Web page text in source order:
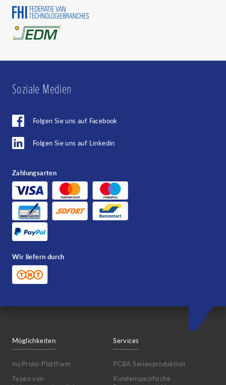
Soziale Medien
Folgen Sie uns auf Facebook
Folgen Sie uns auf Linkedin
Zahlungsarten
Wir liefern durch
Möglichkeiten
myProto-Plattform
Typen von
Services
PCBA Serienproduktion
Kundenspezifische